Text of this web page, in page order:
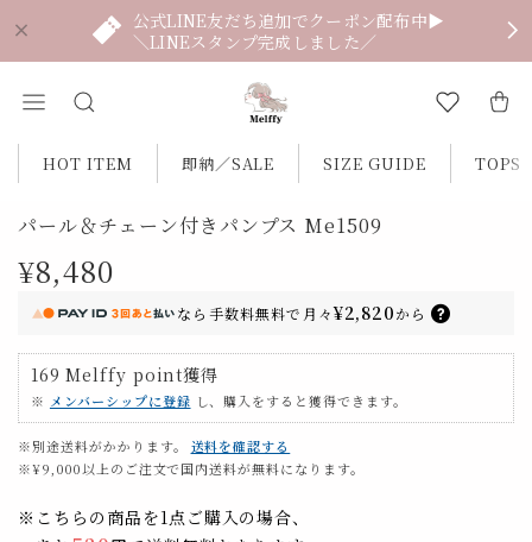
公式LINE友だち追加でクーポン配布中▶
＼LINEスタンプ完成しました／
HOT ITEM 即納／SALE SIZE GUIDE TOPS
パール＆チェーン付きパンプス Me1509
¥8,480
なら 手数料無料で 月々¥2,820から
169 Melffy point獲得
※ メンバーシップに登録 し、購入をすると獲得できます。
※別途送料がかかります。
送料を確認する
※¥9,000以上のご注文で国内送料が無料になります。
※こちらの商品を1点ご購入の場合、